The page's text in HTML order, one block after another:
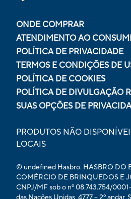
ONDE COMPRAR
ATENDIMENTO AO
POLÍTICA DE PRIVACIDADE
TERMOS E CONDIÇÕES DE
POLÍTICA DE COOKIES
POLÍTICA DE DIVULGAÇÃO
SUAS OPÇÕES DE
PRODUTOS NÃO
LOCAIS
© undefined Hasbro. HASBRO DO
COMÉRCIO DE BRINQUEDOS E
CNPJ/MF sob o nº 08.743.754/